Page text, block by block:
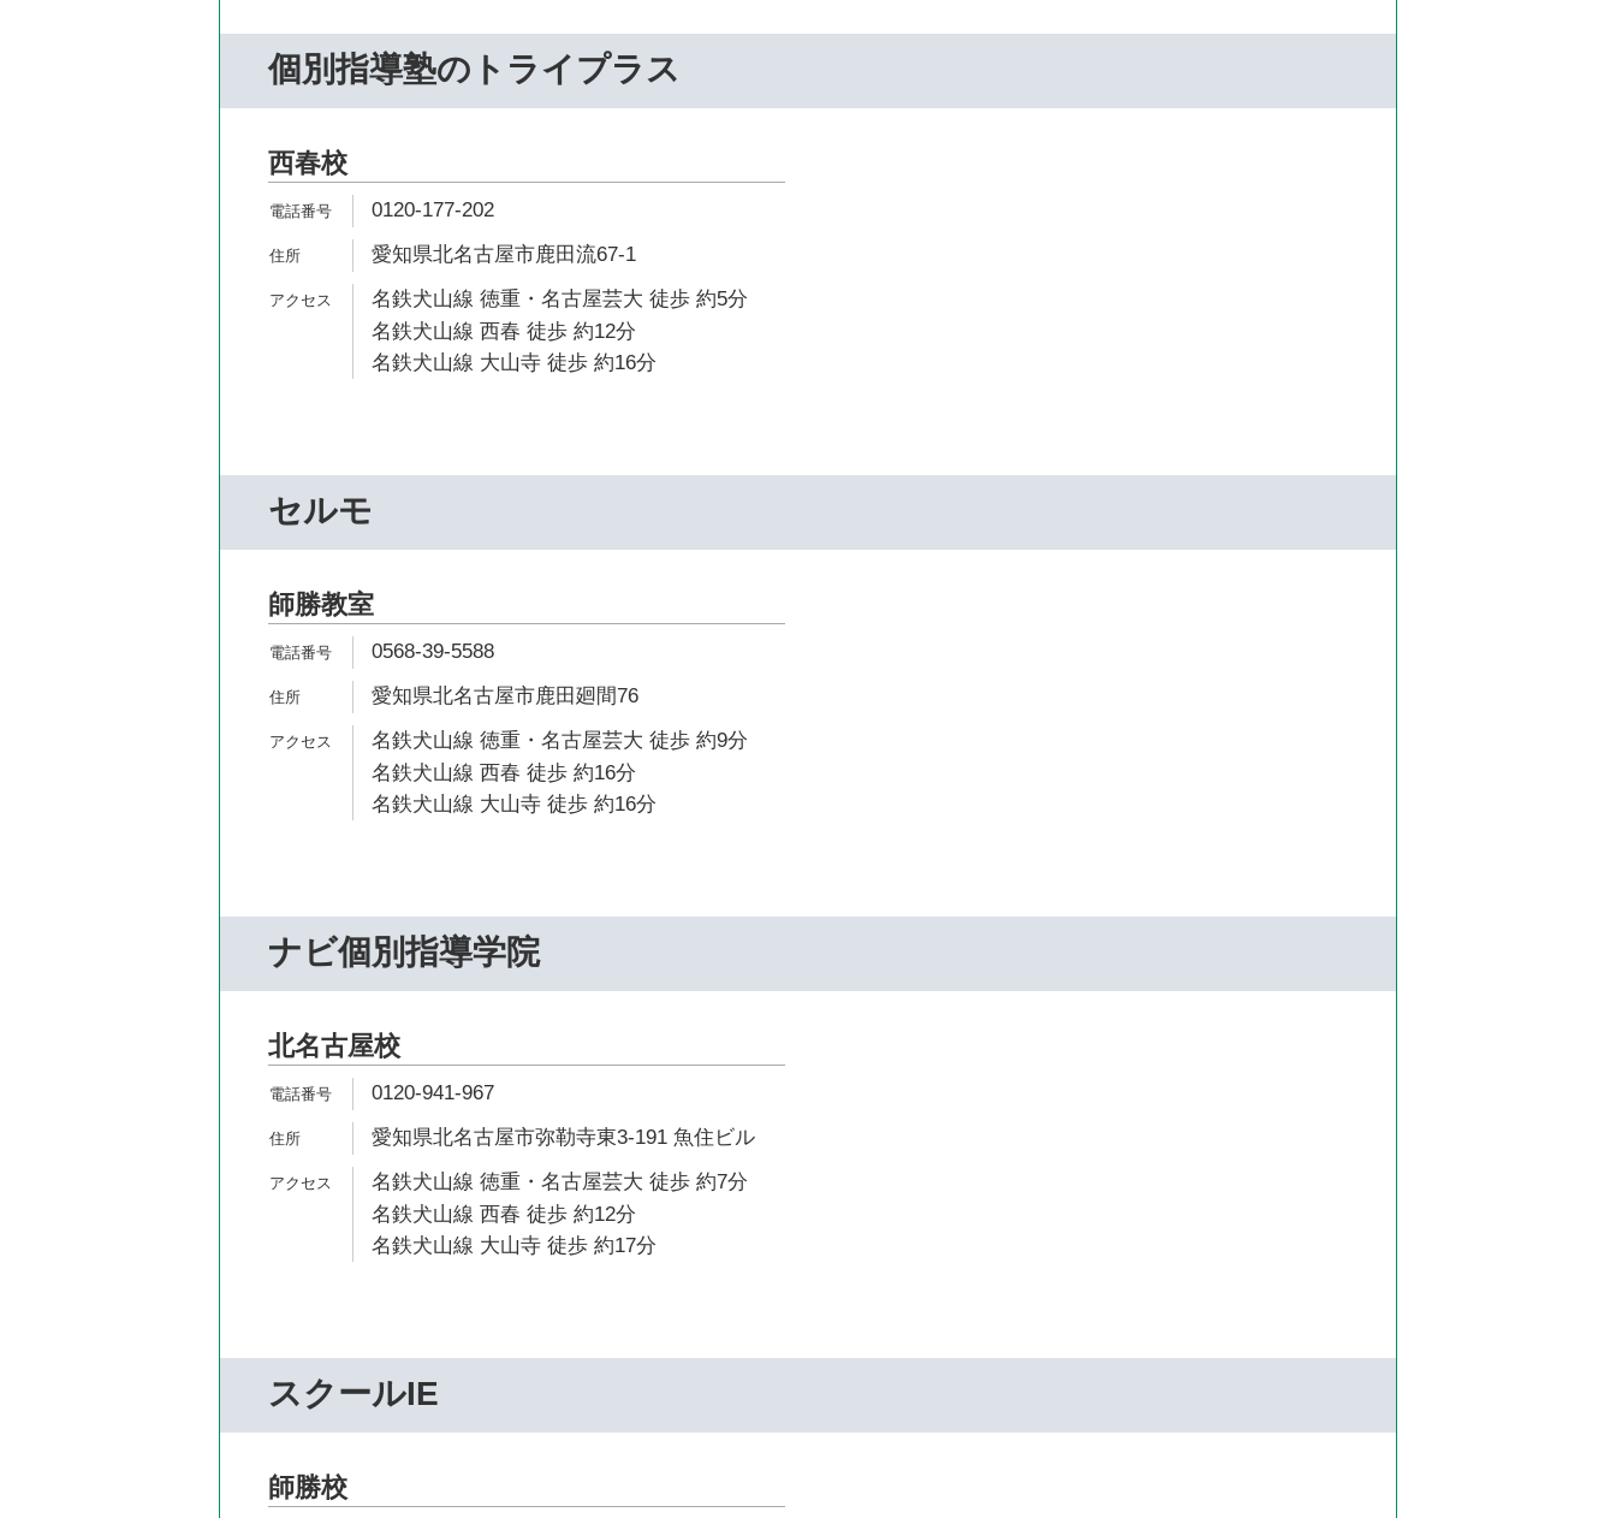
個別指導塾のトライプラス
西春校
0120-177-202
愛知県北名古屋市鹿田流67-1
名鉄犬山線 徳重・名古屋芸大 徒歩 約5分
名鉄犬山線 西春 徒歩 約12分
名鉄犬山線 大山寺 徒歩 約16分
セルモ
師勝教室
0568-39-5588
愛知県北名古屋市鹿田廻間76
名鉄犬山線 徳重・名古屋芸大 徒歩 約9分
名鉄犬山線 西春 徒歩 約16分
名鉄犬山線 大山寺 徒歩 約16分
ナビ個別指導学院
北名古屋校
0120-941-967
愛知県北名古屋市弥勒寺東3-191 魚住ビル
名鉄犬山線 徳重・名古屋芸大 徒歩 約7分
名鉄犬山線 西春 徒歩 約12分
名鉄犬山線 大山寺 徒歩 約17分
スクールIE
師勝校